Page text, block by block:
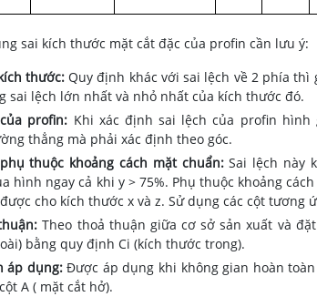
sai kích thước mặt cắt đặc của profin cần lưu ý:
thước:Quy định khác với sai lệch về 2 phía
sai lệch lớn nhất và nhỏ nhất của kích thước đó.
profin: Khi xác định sai lệch của profin
thẳng mà phải xác định theo góc.
thuộc khoảng cách mặt chuẩn:Sai lệch này
hình ngay cả khi y > 75%. Phụ thuộc khoảng
cho kích thước x và z. Sử dụng các cột tương
Theo thoả thuận giữa cơ sở sản xuất và
bằng quy định Ci (kích thước trong).
áp dụng:Được áp dụng khi không gian hoàn
A ( mặt cắt hở).